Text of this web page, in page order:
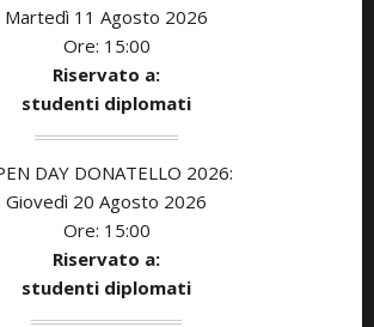
Martedì 11 Agosto 2026
Ore: 15:00
Riservato a:
studenti diplomati
DAY DONATELLO 2026:
Giovedì 20 Agosto 2026
Ore: 15:00
Riservato a:
studenti diplomati